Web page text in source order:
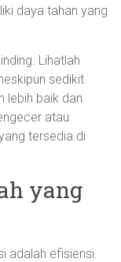
daya tahan yang
Lihatlah
sedikit
lebih baik dan
atau
tersedia di
yang
adalah efisiensi.